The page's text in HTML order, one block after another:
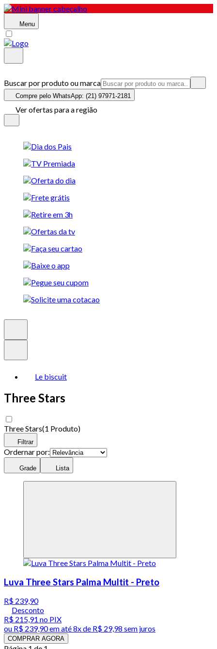
Menu
Buscar por produto ou marca
Compre pelo WhatsApp: (21) 97971-2181
Ver ofertas para a região
Le biscuit
Three Stars
Three Stars(1 Produto)
Filtrar
Ordernar por:
Grade Lista
Luva Three Stars Palma Multit - Preto
R$ 239,90
Desconto
R$ 215,91 no PIX
ou R$ 239,90em até8x de R$ 29,98 sem juros
COMPRAR AGORA